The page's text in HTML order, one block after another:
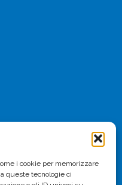
i cookie per memorizzare
queste tecnologie ci